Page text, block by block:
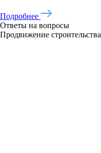
Подробнее
Ответы на вопросы
Продвижение строительства